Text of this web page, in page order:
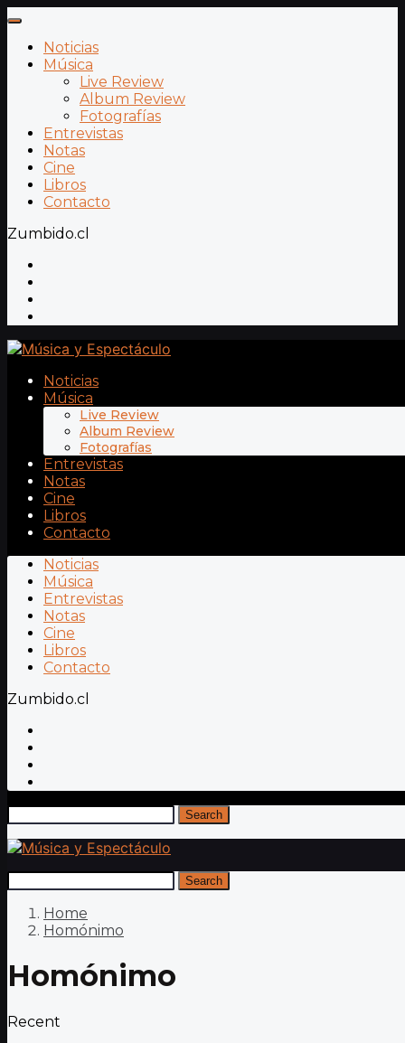
Noticias
Música
Live Review
Album Review
Fotografías
Entrevistas
Notas
Cine
Libros
Contacto
Zumbido.cl
Noticias
Música
Live Review
Album Review
Fotografías
Entrevistas
Notas
Cine
Libros
Contacto
Noticias
Música
Entrevistas
Notas
Cine
Libros
Contacto
Zumbido.cl
Search
Search
Home
Homónimo
Homónimo
Recent